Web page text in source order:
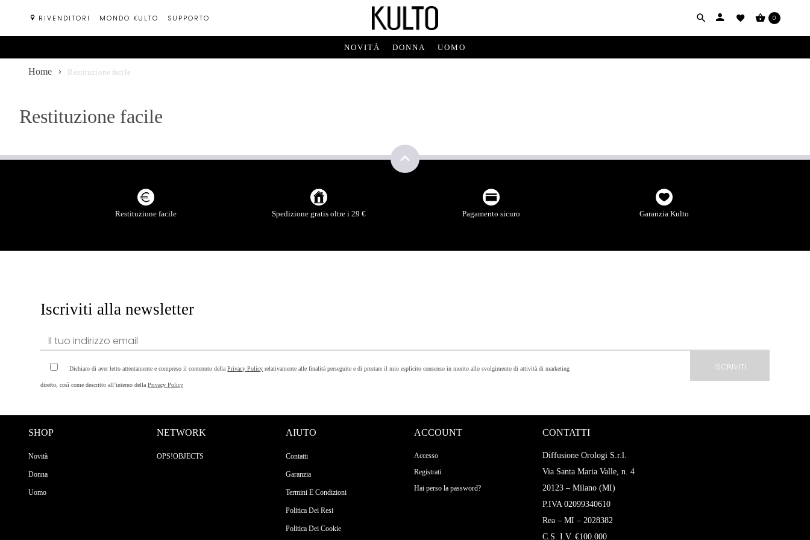
RIVENDITORI MONDO KULTO SUPPORTO 0
NOVITÀ DONNA UOMO
Home Restituzione facile
Restituzione facile
Restituzione facile Spedizione gratis oltre i 29 € Pagamento sicuro Garanzia Kulto
Iscriviti alla newsletter
Dichiaro di aver letto attentamente e compreso il contenuto dellaPrivacy Policy relativamente alle finalità perseguite e di prestare il mio esplicito consenso in merito allo svolgimento di attività di marketing
diretto, così come descritto all’interno della Privacy Policy
SHOP
Novità
Donna
Uomo
NETWORK
OPS!OBJECTS
AIUTO
Contatti
Garanzia
Termini E Condizioni
Politica Dei Resi
Politica Dei Cookie
ACCOUNT
Accesso
Registrati
Hai perso la password?
CONTATTI
Diffusione Orologi S.r.l.
Via Santa Maria Valle, n. 4
20123 – Milano (MI)
P.IVA 02099340610
Rea – MI – 2028382
C.S. I.V. €100.000